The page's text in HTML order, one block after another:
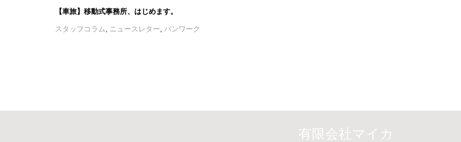
【車旅】移動式事務所、はじめます。
スタッフコラム ニュースレター バンワーク
有限会社マイカ